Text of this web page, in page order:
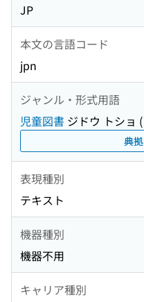
JP
本文の言語コード
jpn
ジャンル・形式用語
児童図書 ジドウ トショ (
典拠
表現種別
テキスト
機器種別
機器不用
キャリア種別